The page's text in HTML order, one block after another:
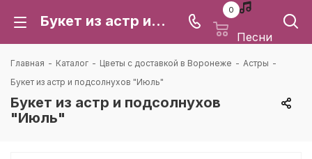
Букет из астр и подсолнухов "Июль": цена и доставка в Воронеже | Каталея
0
Песни
Главная - Каталог - Цветы с доставкой в Воронеже - Астры -
Букет из астр и подсолнухов "Июль"
Букет из астр и подсолнухов
"Июль"